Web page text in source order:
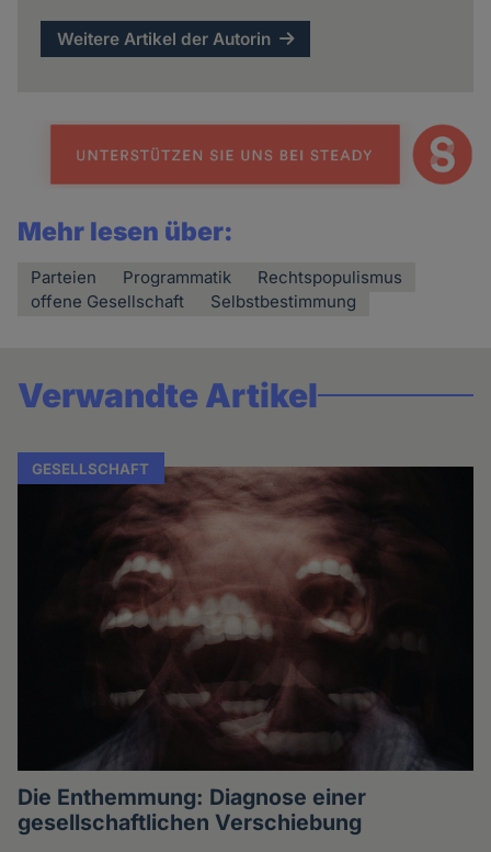
Weitere Artikel der Autorin
Mehr lesen über:
Parteien Programmatik
Rechtspopulismus
offene Gesellschaft
Selbstbestimmung
Verwandte Artikel
GESELLSCHAFT
Die Enthemmung: Diagnose einer
gesellschaftlichen Verschiebung